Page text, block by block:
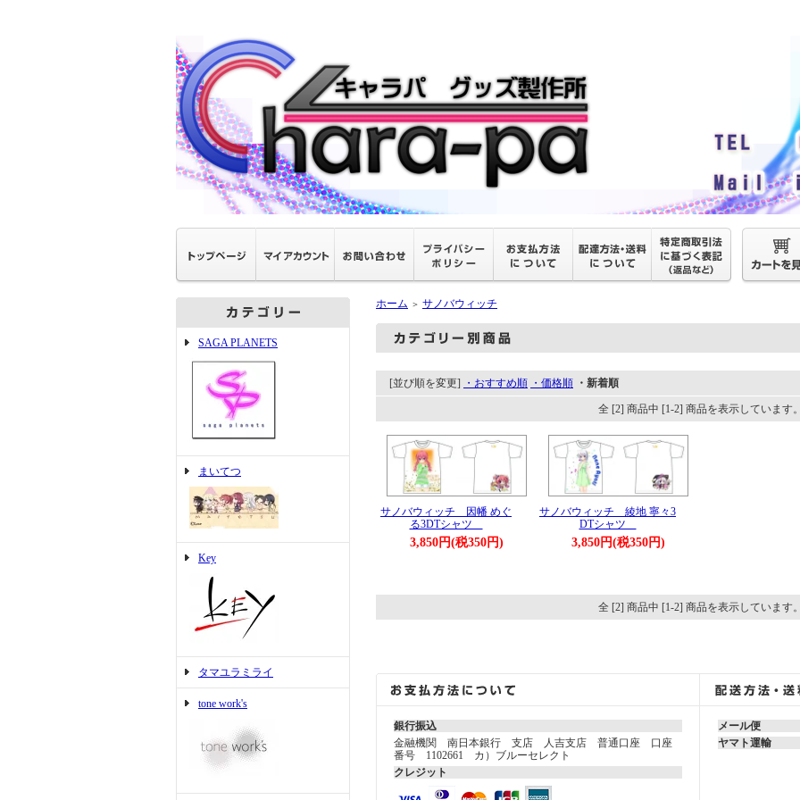
SAGA PLANETS
まいてつ
Key
タマユラミライ
tone work's
ホーム ＞ サノバウィッチ
[並び順を変更] ・おすすめ順 ・価格順 ・新着順
全 [2] 商品中 [1-2] 商品を表示しています
サノバウィッチ 因幡 めぐ
る3DTシャツ
3,850円(税350円)
サノバウィッチ 綾地 寧々3
DTシャツ
3,850円(税350円)
全 [2] 商品中 [1-2] 商品を表示しています
銀行振込
金融機関 南日本銀行 支店 人吉支店 普通口座 口座
番号 1102661 カ）ブルーセレクト
クレジット
メール便
ヤマト運輸